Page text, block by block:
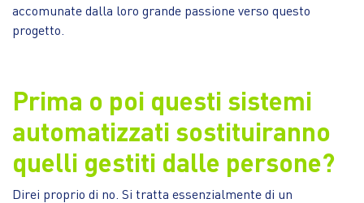
accomunate dalla loro grande passione verso questo
progetto.
Prima o poi questi sistemi
automatizzati sostituiranno
quelli gestiti dalle persone?
Direi proprio di no. Si tratta essenzialmente di un